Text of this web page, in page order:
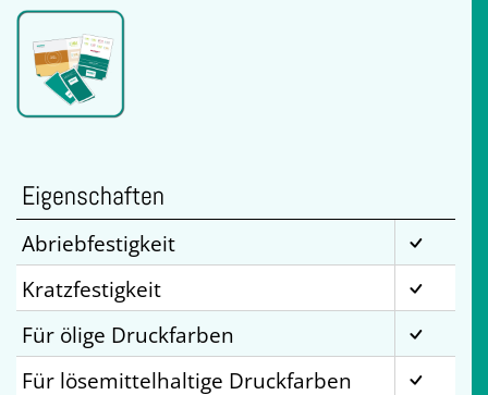
Eigenschaften
Abriebfestigkeit
Kratzfestigkeit
Für ölige Druckfarben
Für lösemittelhaltige Druckfarben